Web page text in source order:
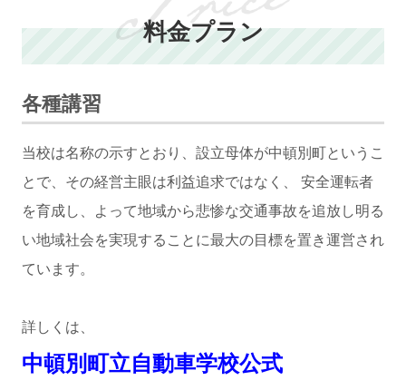
料金プラン
各種講習
当校は名称の示すとおり、設立母体が中頓別町というこ
とで、その経営主眼は利益追求ではなく、 安全運転者
を育成し、よって地域から悲惨な交通事故を追放し明る
い地域社会を実現することに最大の目標を置き運営され
ています。
詳しくは、
中頓別町立自動車学校公式